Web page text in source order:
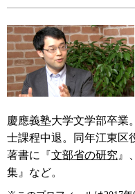
慶應義塾大学文学部卒業
士課程中退。同年江東区
著書に『文部省の研究 』
集』など。